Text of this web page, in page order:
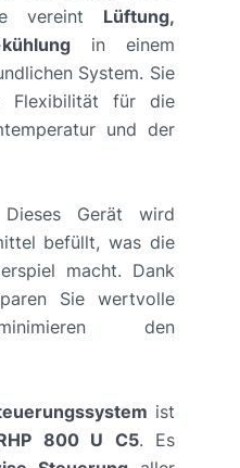
vereint Lüftung,
in einem
System. Sie
Flexibilität für die
und der
Gerät wird
befüllt, was die
macht. Dank
Sie wertvolle
den
ist
800 U C5. Es